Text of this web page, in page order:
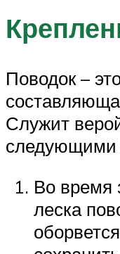
Поводок –
Служит
следующими
Во время
леска